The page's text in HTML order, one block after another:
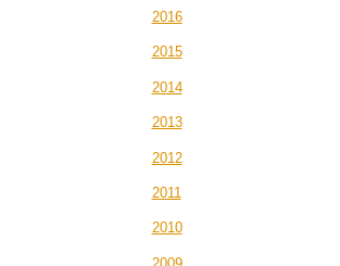
2016
2015
2014
2013
2012
2011
2010